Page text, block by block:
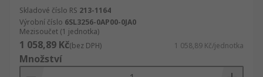
Skladové číslo RS 213-1164
Výrobní číslo 6SL3256-0AP00-0JA0
Mezisoučet (1 jednotka)
1 058,89 Kč(bez DPH) 1 058,89 Kč/jednotka
Množství